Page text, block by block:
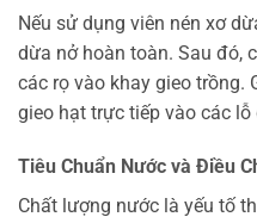
Nếu sử dụng viên nén xơ
dừa nở hoàn toàn. Sau đó,
các rọ vào khay gieo trồng.
gieo hạt trực tiếp vào các lỗ
Tiêu Chuẩn Nước và Điều
Chất lượng nước là yếu tố